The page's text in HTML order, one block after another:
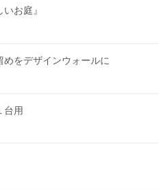
いお庭』
めをデザインウォールに
台用